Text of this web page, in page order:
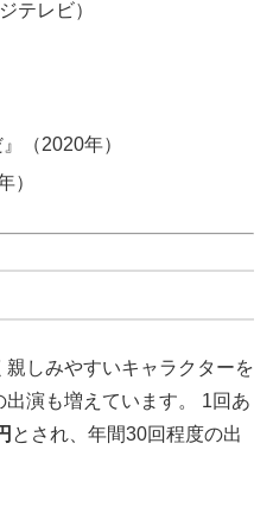
テレビ）
（2020年）
）
しみやすいキャラクターを
演も増えています。 1回あ
とされ、年間30回程度の出